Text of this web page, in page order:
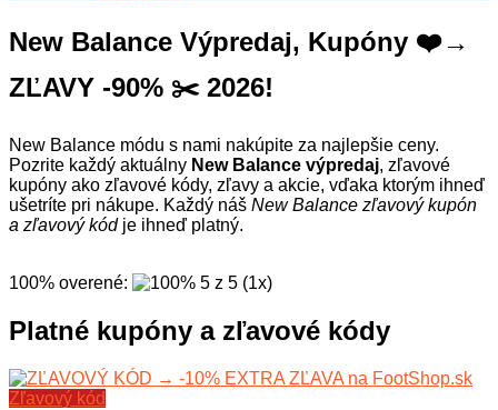
New Balance Výpredaj, Kupóny ❤️→
ZĽAVY -90% ✂️ 2026!
New Balance módu s nami nakúpite za najlepšie ceny.
Pozrite každý aktuálny New Balance výpredaj, zľavové
kupóny ako zľavové kódy, zľavy a akcie, vďaka ktorým ihneď
ušetríte pri nákupe. Každý náš New Balance zľavový kupón
a zľavový kódje ihneď platný.
100% overené: 5 z 5 (1x)
Platné kupóny a zľavové kódy
Zľavový kód